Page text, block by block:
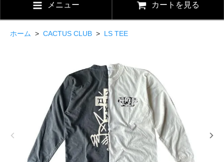
メニュー カートを見る
ホーム > CACTUS CLUB > LS TEE